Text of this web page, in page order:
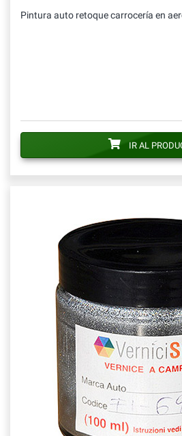
Pintura auto retoque carrocería en
IR AL